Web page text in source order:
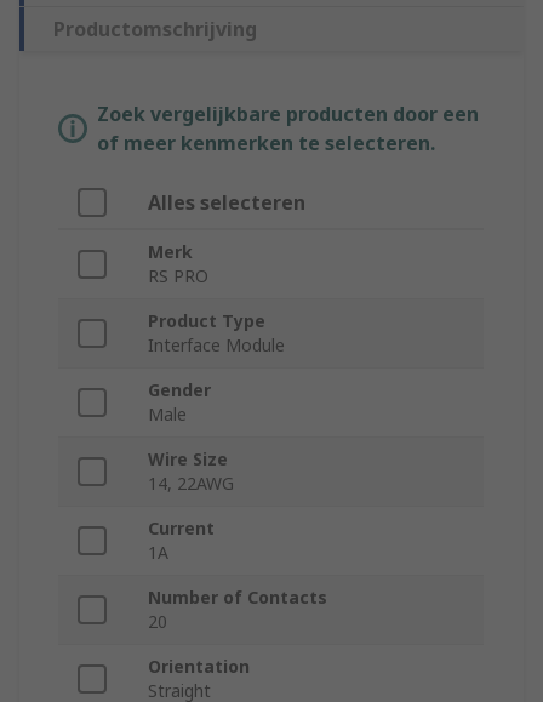
Productomschrijving
Zoek vergelijkbare producten door een
of meer kenmerken te selecteren.
Alles selecteren
Merk
RS PRO
Product Type
Interface Module
Gender
Male
Wire Size
14, 22AWG
Current
1A
Number of Contacts
20
Orientation
Straight